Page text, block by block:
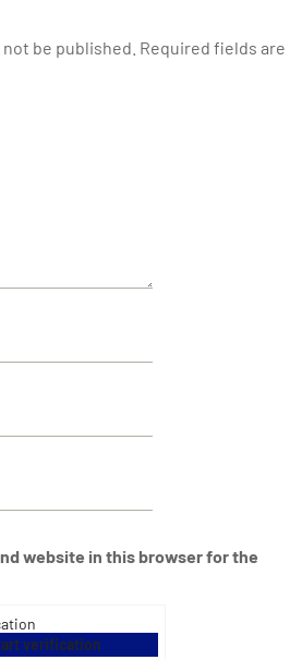
be published. Required fields are
website in this browser for the
verification